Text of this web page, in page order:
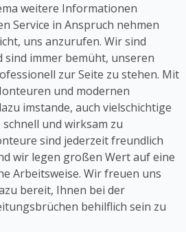
weitere Informationen
Service in Anspruch nehmen
uns anzurufen. Wir sind
sind immer bemüht, unseren
zur Seite zu stehen. Mit
und modernen
imstande, auch vielschichtige
und wirksam zu
sind jederzeit freundlich
wir legen großen Wert auf eine
Arbeitsweise. Wir freuen uns
bereit, Ihnen bei der
behilflich sein zu